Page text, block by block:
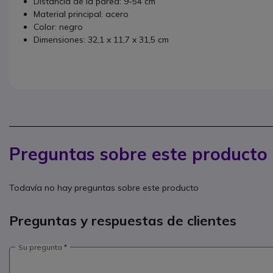
Material principal: acero
Color: negro
Dimensiones: 32,1 x 11,7 x 31,5 cm
Preguntas sobre este producto
Todavía no hay preguntas sobre este producto
Preguntas y respuestas de clientes
Su pregunta